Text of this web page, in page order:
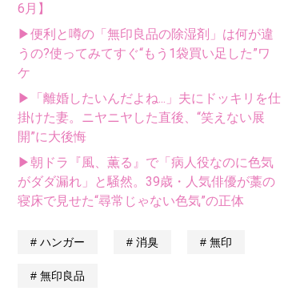
6月】
▶便利と噂の「無印良品の除湿剤」は何が違
うの?使ってみてすぐ“もう1袋買い足した”ワ
ケ
▶「離婚したいんだよね...」夫にドッキリを仕
掛けた妻。ニヤニヤした直後、“笑えない展
開”に大後悔
▶朝ドラ『風、薫る』で「病人役なのに色気
がダダ漏れ」と騒然。39歳・人気俳優が藁の
寝床で見せた“尋常じゃない色気”の正体
ハンガー 消臭 無印
無印良品